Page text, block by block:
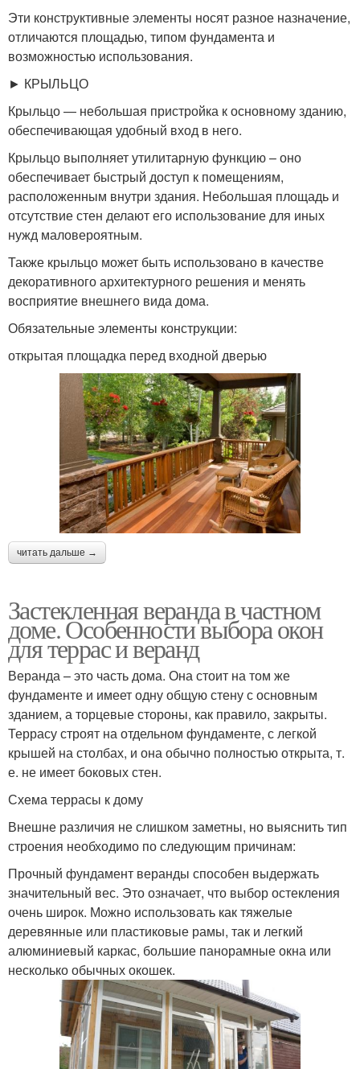
Эти конструктивные элементы носят разное назначение,
отличаются площадью, типом фундамента и
возможностью использования.
► КРЫЛЬЦО
Крыльцо — небольшая пристройка к основному зданию,
обеспечивающая удобный вход в него.
Крыльцо выполняет утилитарную функцию – оно
обеспечивает быстрый доступ к помещениям,
расположенным внутри здания. Небольшая площадь и
отсутствие стен делают его использование для иных
нужд маловероятным.
Также крыльцо может быть использовано в качестве
декоративного архитектурного решения и менять
восприятие внешнего вида дома.
Обязательные элементы конструкции:
открытая площадка перед входной дверью
читать дальше →
Застекленная веранда в частном
доме. Особенности выбора окон
для террас и веранд
Веранда – это часть дома. Она стоит на том же
фундаменте и имеет одну общую стену с основным
зданием, а торцевые стороны, как правило, закрыты.
Террасу строят на отдельном фундаменте, с легкой
крышей на столбах, и она обычно полностью открыта, т.
е. не имеет боковых стен.
Схема террасы к дому
Внешне различия не слишком заметны, но выяснить тип
строения необходимо по следующим причинам:
Прочный фундамент веранды способен выдержать
значительный вес. Это означает, что выбор остекления
очень широк. Можно использовать как тяжелые
деревянные или пластиковые рамы, так и легкий
алюминиевый каркас, большие панорамные окна или
несколько обычных окошек.